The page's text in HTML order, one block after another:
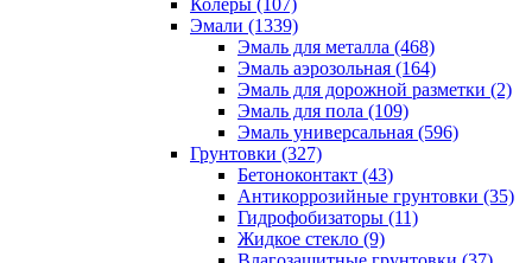
Колеры (107)
Эмали (1339)
Эмаль для металла (468)
Эмаль аэрозольная (164)
Эмаль для дорожной разметки (2)
Эмаль для пола (109)
Эмаль универсальная (596)
Грунтовки (327)
Бетоноконтакт (43)
Антикоррозийные грунтовки (35)
Гидрофобизаторы (11)
Жидкое стекло (9)